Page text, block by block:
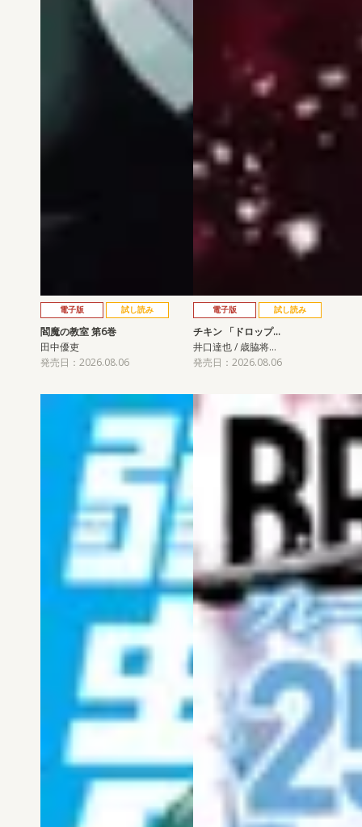
電子版 試し読み
閻魔の教室 第6巻
田中優吏
発売日：2026.08.06
電子版 試し読み
チキン 「ドロップ…
井口達也 / 歳脇将…
発売日：2026.08.06